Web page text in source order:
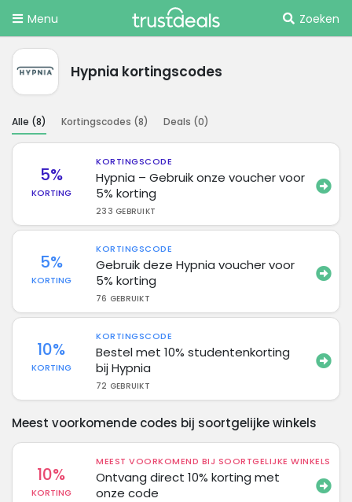
Menu Zoeken
Hypnia kortingscodes
Alle (8) Kortingscodes (8) Deals (0)
5%
KORTING
KORTINGSCODE
Hypnia – Gebruik onze voucher voor
5% korting
233 GEBRUIKT
5%
KORTING
KORTINGSCODE
Gebruik deze Hypnia voucher voor
5% korting
76 GEBRUIKT
10%
KORTING
KORTINGSCODE
Bestel met 10% studentenkorting
bij Hypnia
72 GEBRUIKT
Meest voorkomende codes bij soortgelijke winkels
10%
KORTING
MEEST VOORKOMEND BIJ SOORTGELIJKE WINKELS
Ontvang direct 10% korting met
onze code